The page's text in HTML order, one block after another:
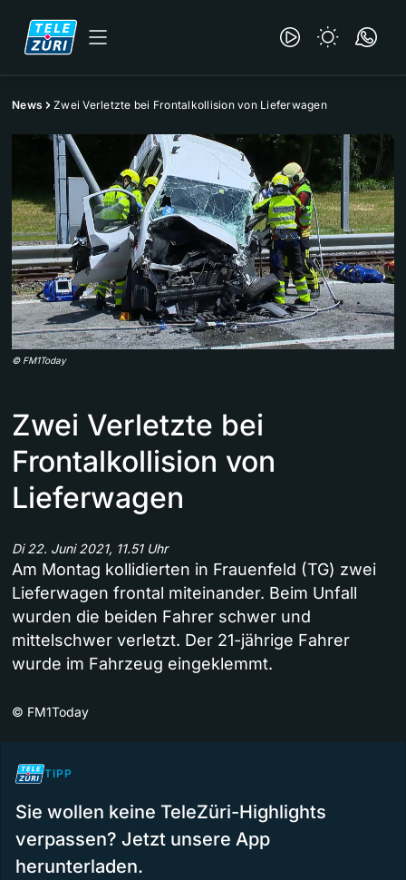
News Zwei Verletzte bei Frontalkollision von Lieferwagen
© FM1Today
Zwei Verletzte bei
Frontalkollision von
Lieferwagen
Di 22. Juni 2021, 11.51 Uhr
Am Montag kollidierten in Frauenfeld (TG) zwei
Lieferwagen frontal miteinander. Beim Unfall
wurden die beiden Fahrer schwer und
mittelschwer verletzt. Der 21-jährige Fahrer
wurde im Fahrzeug eingeklemmt.
© FM1Today
TIPP
Sie wollen keine TeleZüri-Highlights
verpassen? Jetzt unsere App
herunterladen.